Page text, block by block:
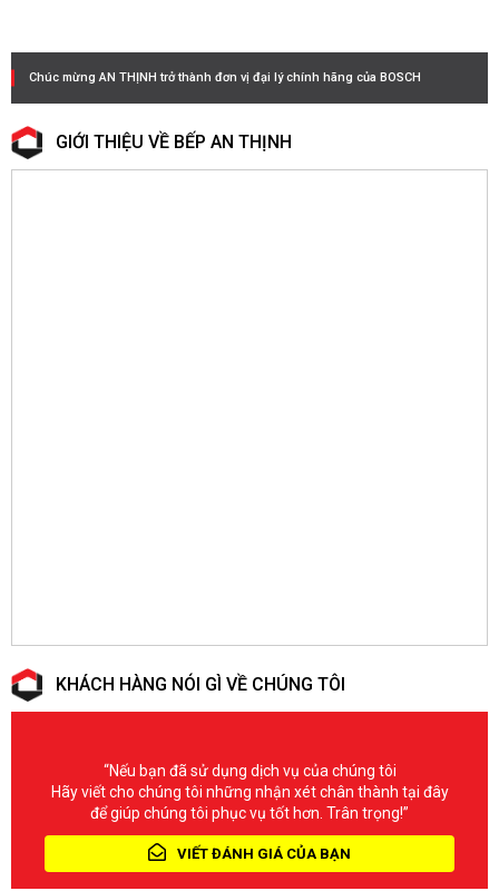
Chúc mừng AN THỊNH trở thành đơn vị đại lý chính hãng của BOSCH
GIỚI THIỆU VỀ BẾP AN THỊNH
KHÁCH HÀNG NÓI GÌ VỀ CHÚNG TÔI
“Nếu bạn đã sử dụng dịch vụ của chúng tôi
Hãy viết cho chúng tôi những nhận xét chân thành tại đây
để giúp chúng tôi phục vụ tốt hơn. Trân trọng!”
VIẾT ĐÁNH GIÁ CỦA BẠN